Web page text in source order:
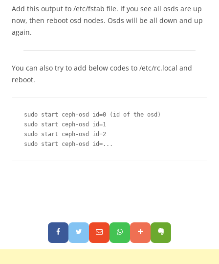
Add this output to /etc/fstab file. If you see all osds are up
now, then reboot osd nodes. Osds will be all down and up
again.
You can also try to add below codes to /etc/rc.local and
reboot.
sudo start ceph-osd id=0 (id of the osd)
sudo start ceph-osd id=1
sudo start ceph-osd id=2
sudo start ceph-osd id=...